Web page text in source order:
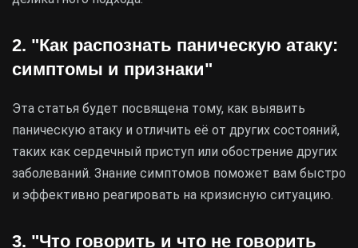
2. "Как распознать паническую атаку:
симптомы и признаки"
Эта статья будет посвящена тому, как выявить
паническую атаку и отличить её от других состояний,
таких как сердечный приступ или обострение других
заболеваний. Знание симптомов поможет вам быстро
и эффективно реагировать на кризисную ситуацию.
3. "Что говорить и что не говорить